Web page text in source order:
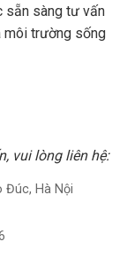
sẵn sàng tư vấn
môi trường sống
vui lòng liên hệ:
Đúc, Hà Nội